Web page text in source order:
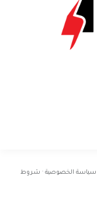
سياسة الخصوصية · شروط